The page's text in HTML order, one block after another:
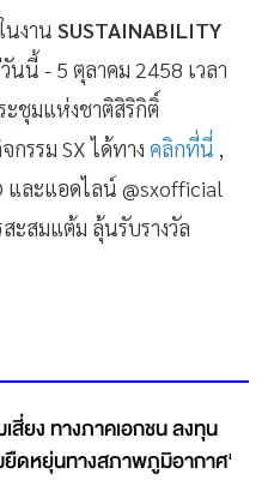
งาน SUSTAINABILITY
นนี้ - 5 ตุลาคม 2458 เวลา
ชุมแห่งชาติสิริกิติ์
กรรม SX ได้ทาง คลิกที่นี่ ,
และแอดไลน์ @sxofficial
ะสมแต้ม ลุ้นรับรางวัล
สี่ยง ทางภาคเอกชน ลงทุน
ดหยุ่นทางสภาพภูมิอากาศ'